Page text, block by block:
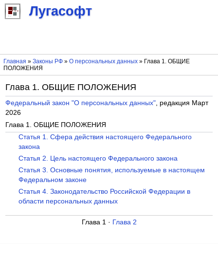
Лугасофт
Главная » Законы РФ» О персональных данных» Глава 1. ОБЩИЕ
ПОЛОЖЕНИЯ
Глава 1. ОБЩИЕ ПОЛОЖЕНИЯ
Федеральный закон "О персональных данных", редакция Март
2026
Глава 1. ОБЩИЕ ПОЛОЖЕНИЯ
Статья 1. Сфера действия настоящего Федерального
закона
Статья 2. Цель настоящего Федерального закона
Статья 3. Основные понятия, используемые в настоящем
Федеральном законе
Статья 4. Законодательство Российской Федерации в
области персональных данных
Глава 1 · Глава 2